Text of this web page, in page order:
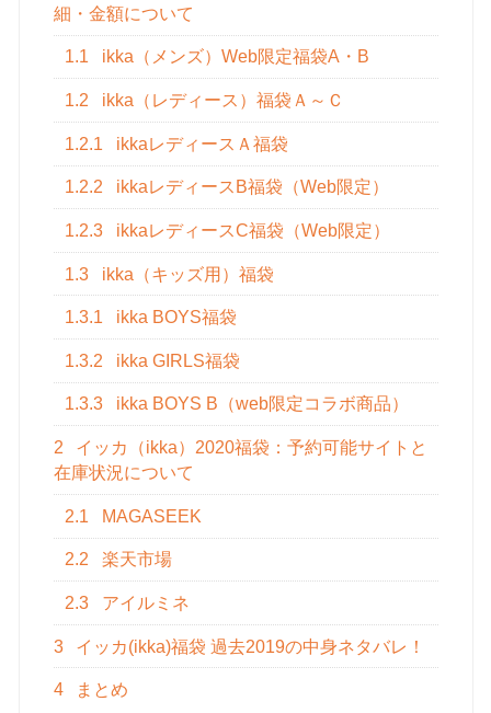
細・金額について
1.1 ikka（メンズ）Web限定福袋A・B
1.2 ikka（レディース）福袋Ａ～Ｃ
1.2.1 ikkaレディースＡ福袋
1.2.2 ikkaレディースB福袋（Web限定）
1.2.3 ikkaレディースC福袋（Web限定）
1.3 ikka（キッズ用）福袋
1.3.1 ikka BOYS福袋
1.3.2 ikka GIRLS福袋
1.3.3 ikka BOYS B（web限定コラボ商品）
2
イッカ（ikka）2020福袋：予約可能サイトと
在庫状況について
2.1 MAGASEEK
2.2 楽天市場
2.3 アイルミネ
3 イッカ(ikka)福袋 過去2019の中身ネタバレ！
4 まとめ